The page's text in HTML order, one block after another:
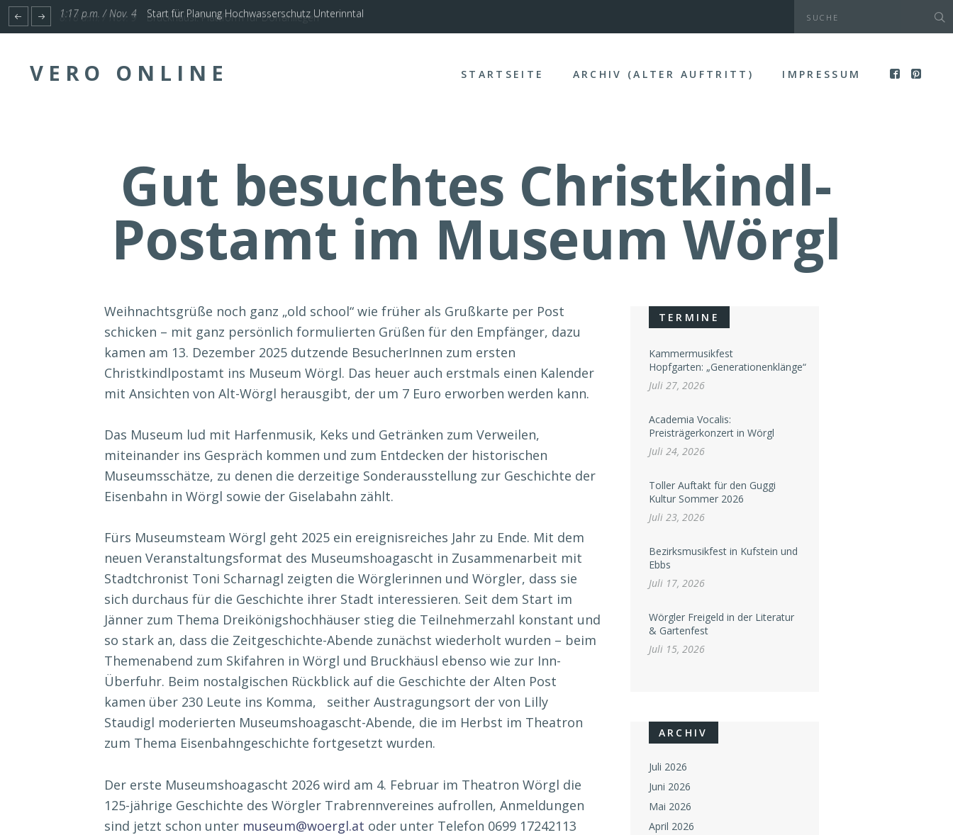
1:17 p.m. / Nov. 4 Start für Planung Hochwasserschutz Unterinntal
VERO ONLINE STARTSEITE ARCHIV (ALTER AUFTRITT) IMPRESSUM
Gut besuchtes Christkindl-
Postamt im Museum Wörgl
Weihnachtsgrüße noch ganz „old school“ wie früher als Grußkarte per Post
schicken – mit ganz persönlich formulierten Grüßen für den Empfänger, dazu
kamen am 13. Dezember 2025 dutzende BesucherInnen zum ersten
Christkindlpostamt ins Museum Wörgl. Das heuer auch erstmals einen Kalender
mit Ansichten von Alt-Wörgl herausgibt, der um 7 Euro erworben werden kann.
Das Museum lud mit Harfenmusik, Keks und Getränken zum Verweilen,
miteinander ins Gespräch kommen und zum Entdecken der historischen
Museumsschätze, zu denen die derzeitige Sonderausstellung zur Geschichte der
Eisenbahn in Wörgl sowie der Giselabahn zählt.
Fürs Museumsteam Wörgl geht 2025 ein ereignisreiches Jahr zu Ende. Mit dem
neuen Veranstaltungsformat des Museumshoagascht in Zusammenarbeit mit
Stadtchronist Toni Scharnagl zeigten die Wörglerinnen und Wörgler, dass sie
sich durchaus für die Geschichte ihrer Stadt interessieren. Seit dem Start im
Jänner zum Thema Dreikönigshochhäuser stieg die Teilnehmerzahl konstant und
so stark an, dass die Zeitgeschichte-Abende zunächst wiederholt wurden – beim
Themenabend zum Skifahren in Wörgl und Bruckhäusl ebenso wie zur Inn-
Überfuhr. Beim nostalgischen Rückblick auf die Geschichte der Alten Post
kamen über 230 Leute ins Komma, seither Austragungsort der von Lilly
Staudigl moderierten Museumshoagascht-Abende, die im Herbst im Theatron
zum Thema Eisenbahngeschichte fortgesetzt wurden.
Der erste Museumshoagascht 2026 wird am 4. Februar im Theatron Wörgl die
125-jährige Geschichte des Wörgler Trabrennvereines aufrollen, Anmeldungen
sind jetzt schon unter museum@woergl.at oder unter Telefon 0699 17242113
TERMINE
Kammermusikfest
Hopfgarten: „Generationenklänge“
Juli 27, 2026
Academia Vocalis:
Preisträgerkonzert in Wörgl
Juli 24, 2026
Toller Auftakt für den Guggi
Kultur Sommer 2026
Juli 23, 2026
Bezirksmusikfest in Kufstein und
Ebbs
Juli 17, 2026
Wörgler Freigeld in der Literatur
& Gartenfest
Juli 15, 2026
ARCHIV
Juli 2026
Juni 2026
Mai 2026
April 2026